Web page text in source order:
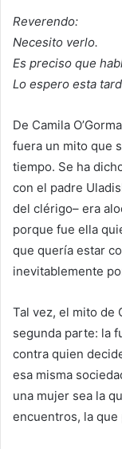
Reverendo:
Necesito verlo.
Es preciso que
Lo espero esta
De Camila
fuera un mito que
tiempo. Se ha
con el padre
del clérigo– era
porque fue ella
que quería estar
inevitablemente
Tal vez, el mito de
segunda parte: la
contra quien
esa misma
una mujer sea la
encuentros, la que